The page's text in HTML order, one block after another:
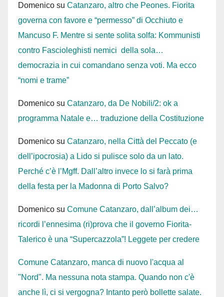
Domenico su Catanzaro, altro che Peones. Fiorita
governa con favore e “permesso” di Occhiuto e
Mancuso F. Mentre si sente solita solfa: Kommunisti
contro Fascioleghisti nemici della sola…
democrazia in cui comandano senza voti. Ma ecco
“nomi e trame”
Domenico su Catanzaro, da De Nobili/2: ok a
programma Natale e… traduzione della Costituzione
Domenico su Catanzaro, nella Città del Peccato (e
dell’ipocrosia) a Lido si pulisce solo da un lato.
Perché c’è l’Mgff. Dall’altro invece lo si farà prima
della festa per la Madonna di Porto Salvo?
Domenico su Comune Catanzaro, dall’album dei…
ricordi l’ennesima (ri)prova che il governo Fiorita-
Talerico è una “Supercazzola”! Leggete per credere
Comune Catanzaro, manca di nuovo l'acqua al
"Nord". Ma nessuna nota stampa. Quando non c'è
anche lì, ci si vergogna? Intanto però bollette salate.